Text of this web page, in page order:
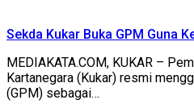
Sekda Kukar Buka GPM Guna
MEDIAKATA.COM, KUKAR –
Kartanegara (Kukar) resmi
(GPM) sebagai…